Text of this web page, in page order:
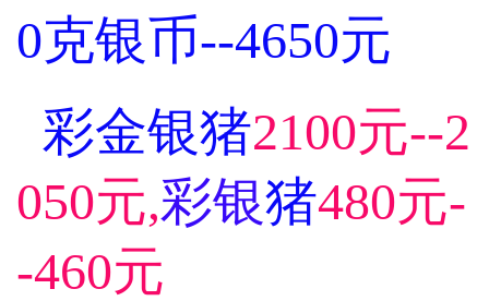
0克银币--4650元
彩金银猪2100元--2
050元,彩银猪480元-
-460元